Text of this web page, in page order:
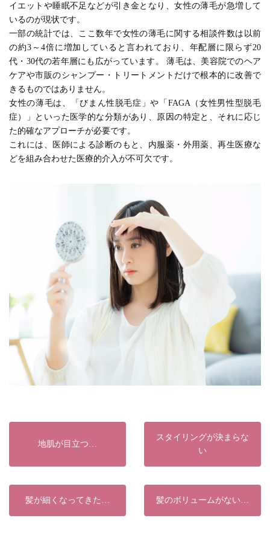
イエットや睡眠不足などが引き金となり、女性の薄毛が急増して
いるのが現状です。
一部の統計では、ここ数年で女性の薄毛に関する相談件数は以前
の約3～4倍に増加していると言われており、年配層に限らず20
代・30代の若年層にも広がっています。 薄毛は、美容院でのヘア
ケアや市販のシャンプー・トリートメントだけで根本的に改善で
きるものではありません。
女性の薄毛は、「びまん性脱毛症」や「FAGA（女性男性型脱毛
症）」といった医学的な分類があり、原因の特定と、それに応じ
た的確なアプローチが必要です。
これには、医師による診断のもと、内服薬・外用薬、再生医療な
どを組み合わせた医療的介入が不可欠です。
地肌が目立つ…
スタイリングが決まらな
い
髪が細くなってきた… 髪のボリュームがない…